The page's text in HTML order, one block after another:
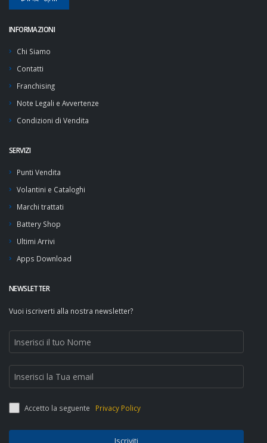
INFORMAZIONI
Chi Siamo
Contatti
Franchising
Note Legali e Avvertenze
Condizioni di Vendita
SERVIZI
Punti Vendita
Volantini e Cataloghi
Marchi trattati
Battery Shop
Ultimi Arrivi
Apps Download
NEWSLETTER
Vuoi iscriverti alla nostra newsletter?
Accetto la seguente Privacy Policy
Iscriviti